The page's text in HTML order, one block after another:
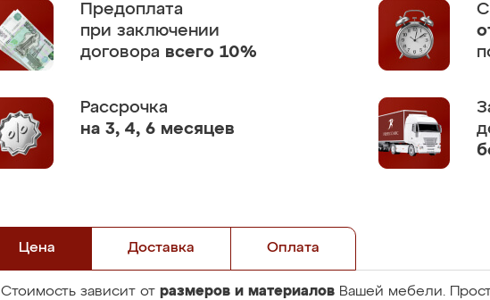
Предоплата
при заключении
договора всего 10%
Рассрочка
на 3, 4, 6 месяцев
Цена Доставка Оплата
Стоимость зависит от размеров и материалов Вашей мебели.